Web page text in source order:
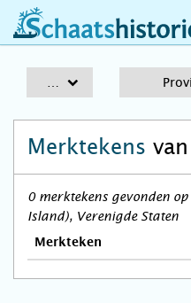
schaatshistorie.nl
Merktekens
0 merktekens gevonden
Island), Verenigde Staten
Merkteken